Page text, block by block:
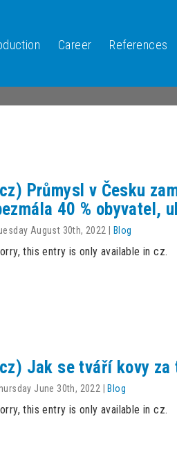
Career References
Průmysl v Česku
40 % obyvatel,
August 30th, 2022 Blog
this entry is only available in cz.
Jak se tváří kovy za
June 30th, 2022 Blog
this entry is only available in cz.